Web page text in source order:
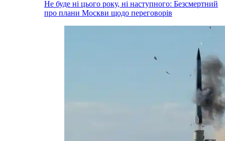
Не буде ні цього року, ні наступного: Безсмертний
про плани Москви щодо переговорів